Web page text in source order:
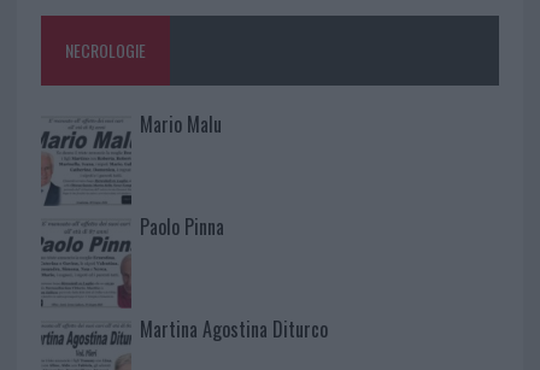
NECROLOGIE
Mario Malu
Paolo Pinna
Martina Agostina Diturco